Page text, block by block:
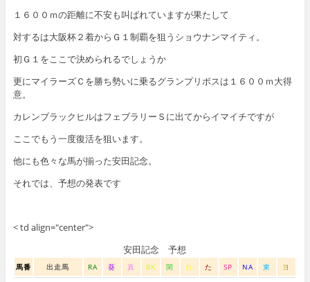
１６００ｍの距離に不安も叫ばれていますが果たして
対するは大阪杯２着からＧ１制覇を狙うショウナンマイティ。
初Ｇ１をここで決められるでしょうか
更にマイラーズＣを勝ち勢いに乗るグランプリボスは１６００ｍ大得
意。
カレンブラックヒルはフェブラリーＳに出てからイマイチですが
ここでもう一度復活を狙います。
他にも色々な馬が揃った安田記念。
それでは、予想の発表です
< td align="center">
安田記念 予想
馬番 出走馬 RA 葵 真 BK 閑 れ た SP NA 東 ヨ